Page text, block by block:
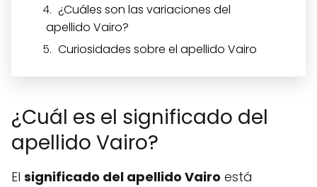
¿Cuáles son las variaciones del
apellido Vairo?
Curiosidades sobre el apellido Vairo
¿Cuál es el significado del
apellido Vairo?
El significado del apellido Vairo está